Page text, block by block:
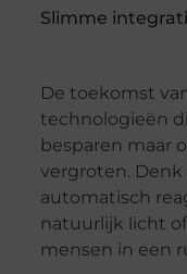
Slimme
De toekomst
technologieën
besparen maar
vergroten. Denk
automatisch
natuurlijk licht
mensen in een